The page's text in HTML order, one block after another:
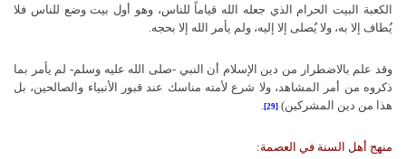
الكعبة البيت الحرام الذي جعله الله قياماً للناس، وهو أول بيت وضع للناس فلا
يُطاف إلا به، ولا يُصلى إلا إليه، ولم يأمر الله إلا بحجه.
وقد علم بالاضطرار من دين الإسلام أن النبي -صلى الله عليه وسلم- لم يأمر بما
ذكروه من أمر المشاهد، ولا شرع لأمته مناسك عند قبور الأنبياء والصالحين، بل
هذا من دين المشركين) [29]
منهج أهل السنة في العصمة: